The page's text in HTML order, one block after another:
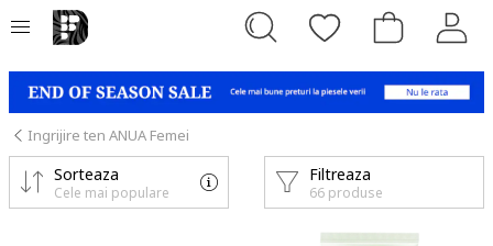
Ingrijire ten ANUA Femei
Filtreaza
66 produse
Sorteaza
Cele mai populare